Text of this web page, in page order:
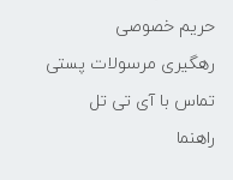
حریم خصوصی
رهگیری مرسولات پستی
تماس با آی تی تل
راهنما